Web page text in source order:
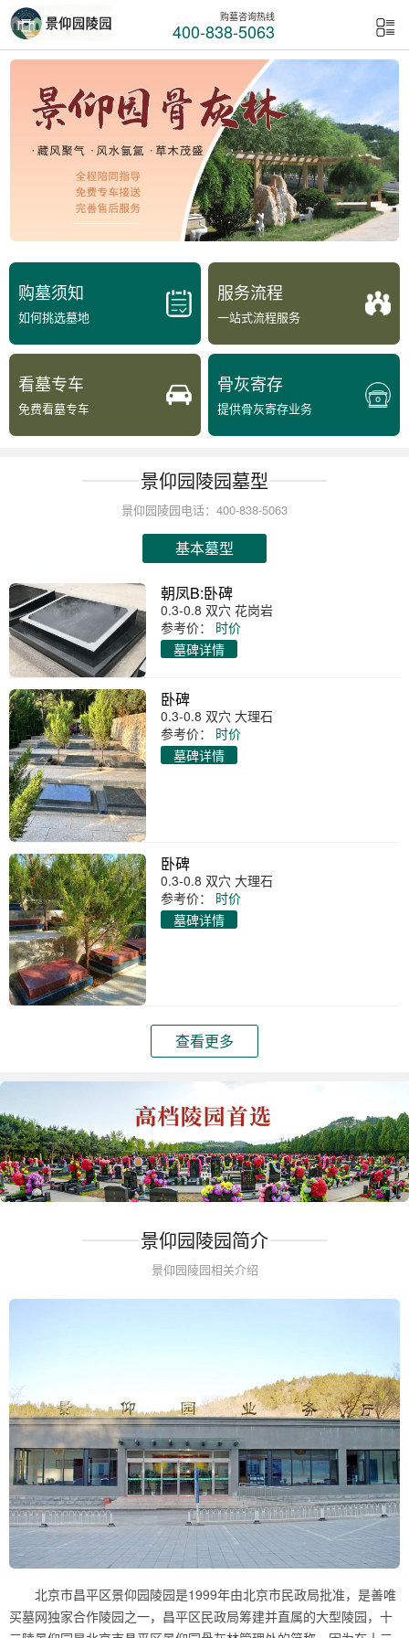
购墓咨询热线
400-838-5063
购墓须知
如何挑选墓地
服务流程
一站式流程服务
看墓专车
免费看墓专车
骨灰寄存
提供骨灰寄存业务
景仰园陵园墓型
景仰园陵园电话：400-838-5063
基本墓型
朝凤B:卧碑
0.3-0.8 双穴 花岗岩
参考价：
时价
墓碑详情
卧碑
0.3-0.8 双穴 大理石
参考价：
时价
墓碑详情
卧碑
0.3-0.8 双穴 大理石
参考价：
时价
墓碑详情
查看更多
景仰园陵园简介
景仰园陵园相关介绍
北京市昌平区景仰园陵园是1999年由北京市民政局批准，是善唯
买墓网独家合作陵园之一，昌平区民政局筹建并直属的大型陵园，十